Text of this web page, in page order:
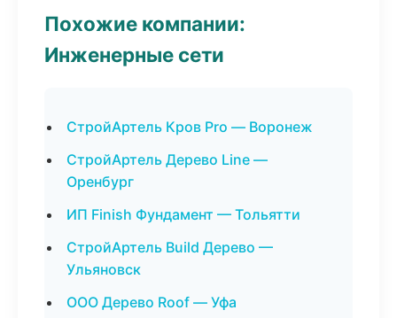
Похожие компании:
Инженерные сети
СтройАртель Кров Pro — Воронеж
СтройАртель Дерево Line —
Оренбург
ИП Finish Фундамент — Тольятти
СтройАртель Build Дерево —
Ульяновск
ООО Дерево Roof — Уфа